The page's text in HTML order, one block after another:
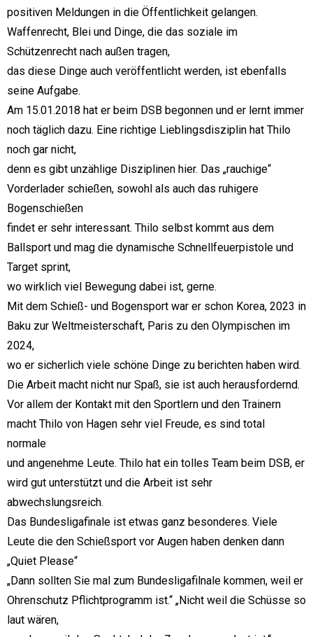
positiven Meldungen in die Öffentlichkeit gelangen.
Waffenrecht, Blei und Dinge, die das soziale im
Schützenrecht nach außen tragen,
das diese Dinge auch veröffentlicht werden, ist ebenfalls
seine Aufgabe.
Am 15.01.2018 hat er beim DSB begonnen und er lernt immer
noch täglich dazu. Eine richtige Lieblingsdisziplin hat Thilo
noch gar nicht,
denn es gibt unzählige Disziplinen hier. Das „rauchige“
Vorderlader schießen, sowohl als auch das ruhigere
Bogenschießen
findet er sehr interessant. Thilo selbst kommt aus dem
Ballsport und mag die dynamische Schnellfeuerpistole und
Target sprint,
wo wirklich viel Bewegung dabei ist, gerne.
Mit dem Schieß- und Bogensport war er schon Korea, 2023 in
Baku zur Weltmeisterschaft, Paris zu den Olympischen im
2024,
wo er sicherlich viele schöne Dinge zu berichten haben wird.
Die Arbeit macht nicht nur Spaß, sie ist auch herausfordernd.
Vor allem der Kontakt mit den Sportlern und den Trainern
macht Thilo von Hagen sehr viel Freude, es sind total
normale
und angenehme Leute. Thilo hat ein tolles Team beim DSB, er
wird gut unterstützt und die Arbeit ist sehr
abwechslungsreich.
Das Bundesligafinale ist etwas ganz besonderes. Viele
Leute die den Schießsport vor Augen haben denken dann
„Quiet Please“
„Dann sollten Sie mal zum Bundesligafilnale kommen, weil er
Ohrenschutz Pflichtprogramm ist.“ „Nicht weil die Schüsse so
laut wären,